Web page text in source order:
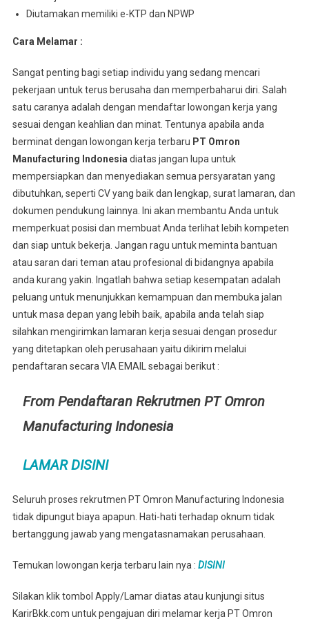
Diutamakan memiliki e-KTP dan NPWP
Cara Melamar :
Sangat penting bagi setiap individu yang sedang mencari
pekerjaan untuk terus berusaha dan memperbaharui diri. Salah
satu caranya adalah dengan mendaftar lowongan kerja yang
sesuai dengan keahlian dan minat. Tentunya apabila anda
berminat dengan lowongan kerja terbaru PT Omron
Manufacturing Indonesia diatas jangan lupa untuk
mempersiapkan dan menyediakan semua persyaratan yang
dibutuhkan, seperti CV yang baik dan lengkap, surat lamaran, dan
dokumen pendukung lainnya. Ini akan membantu Anda untuk
memperkuat posisi dan membuat Anda terlihat lebih kompeten
dan siap untuk bekerja. Jangan ragu untuk meminta bantuan
atau saran dari teman atau profesional di bidangnya apabila
anda kurang yakin. Ingatlah bahwa setiap kesempatan adalah
peluang untuk menunjukkan kemampuan dan membuka jalan
untuk masa depan yang lebih baik, apabila anda telah siap
silahkan mengirimkan lamaran kerja sesuai dengan prosedur
yang ditetapkan oleh perusahaan yaitu dikirim melalui
pendaftaran secara VIA EMAIL sebagai berikut :
From Pendaftaran Rekrutmen PT Omron
Manufacturing Indonesia
LAMAR DISINI
Seluruh proses rekrutmen PT Omron Manufacturing Indonesia
tidak dipungut biaya apapun. Hati-hati terhadap oknum tidak
bertanggung jawab yang mengatasnamakan perusahaan.
Temukan lowongan kerja terbaru lain nya : DISINI
Silakan klik tombol Apply/Lamar diatas atau kunjungi situs
KarirBkk.com untuk pengajuan diri melamar kerja PT Omron